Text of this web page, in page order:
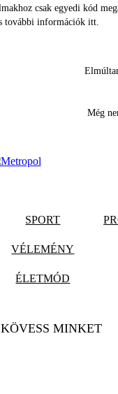
csak egyedi kód
további információk itt.
Még
SPORT
VÉLEMÉNY
ÉLETMÓD
KÖVESS MINKET